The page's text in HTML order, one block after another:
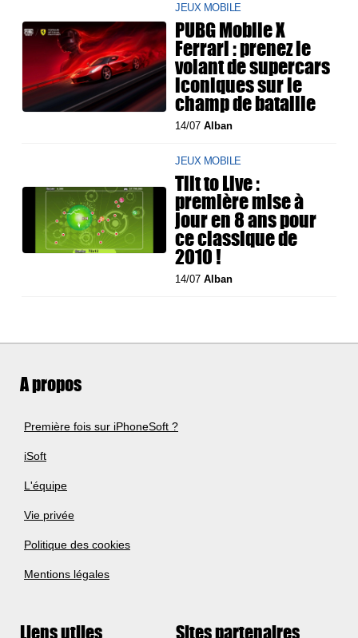
JEUX MOBILE
PUBG Mobile X
Ferrari : prenez le
volant de supercars
iconiques sur le
champ de bataille
14/07Alban
JEUX MOBILE
Tilt to Live :
première mise à
jour en 8 ans pour
ce classique de
2010 !
14/07Alban
A propos
Première fois sur iPhoneSoft ?
iSoft
L'équipe
Vie privée
Politique des cookies
Mentions légales